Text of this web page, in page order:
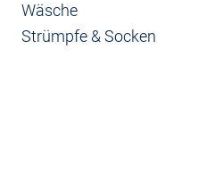
Wäsche
Strümpfe & Socken